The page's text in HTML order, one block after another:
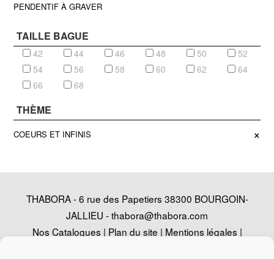
PENDENTIF À GRAVER
TAILLE BAGUE
42 44 46 48 50
52
54
56 58 60 62
64
66
68
THÈME
COEURS ET INFINIS ×
THABORA - 6 rue des Papetiers 38300 BOURGOIN-
JALLIEU -thabora@thabora.com
Nos Catalogues | Plan du site | Mentions légales |